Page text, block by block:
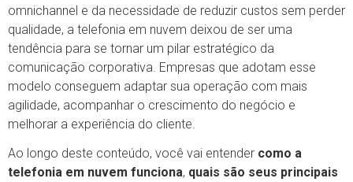
omnichannel e da necessidade de reduzir custos sem perder
qualidade, a telefonia em nuvem deixou de ser uma
tendência para se tornar um pilar estratégico da
comunicação corporativa. Empresas que adotam esse
modelo conseguem adaptar sua operação com mais
agilidade, acompanhar o crescimento do negócio e
melhorar a experiência do cliente.
Ao longo deste conteúdo, você vai entender como a
telefonia em nuvem funciona, quais são seus principais